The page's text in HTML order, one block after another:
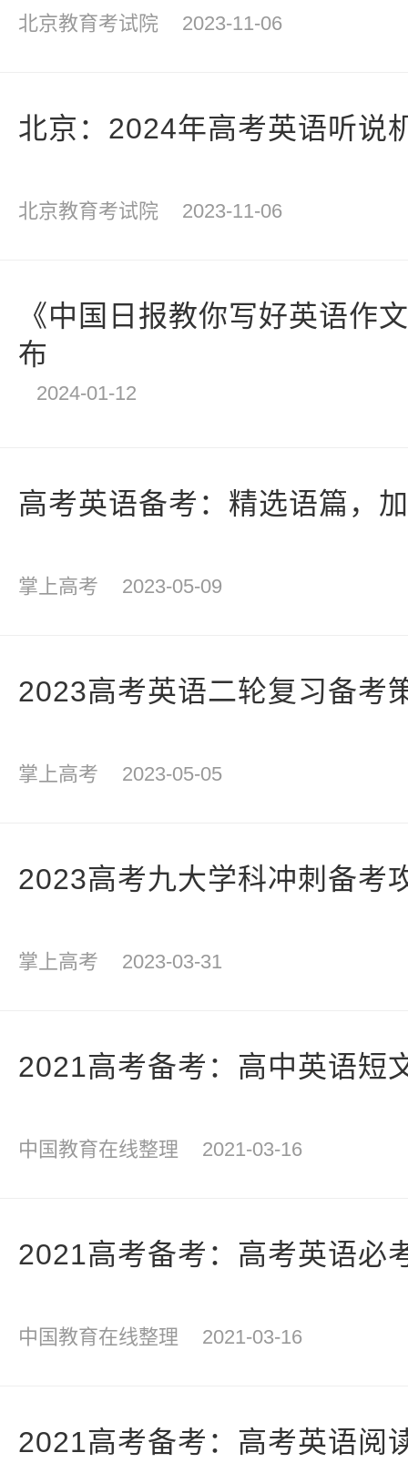
北京教育考试院 2023-11-06
北京：2024年高考英语听说
北京教育考试院 2023-11-06
《中国日报教你写好英语作
布
2024-01-12
高考英语备考：精选语篇，
掌上高考 2023-05-09
2023高考英语二轮复习备考
掌上高考 2023-05-05
2023高考九大学科冲刺备考
掌上高考 2023-03-31
2021高考备考：高中英语短
中国教育在线整理 2021-03-16
2021高考备考：高考英语必
中国教育在线整理 2021-03-16
2021高考备考：高考英语阅